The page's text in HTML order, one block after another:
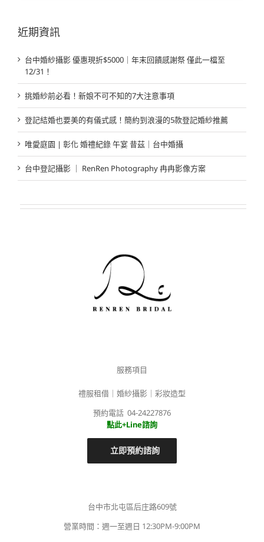
近期資訊
台中婚紗攝影 優惠現折$5000｜年末回饋感謝祭 僅此一檔至
12/31！
挑婚紗前必看！新娘不可不知的7大注意事項
登記結婚也要美的有儀式感！簡約到浪漫的5款登記婚紗推薦
唯愛庭園 | 彰化 婚禮紀錄 午宴 昔茲｜台中婚攝
台中登記攝影 ｜ RenRen Photography 冉冉影像方案
服務項目
禮服租借｜婚紗攝影｜彩妝造型
預約電話 04-24227876
點此+Line諮詢
立即預約諮詢
台中市北屯區后庄路609號
營業時間：週一至週日 12:30PM-9:00PM